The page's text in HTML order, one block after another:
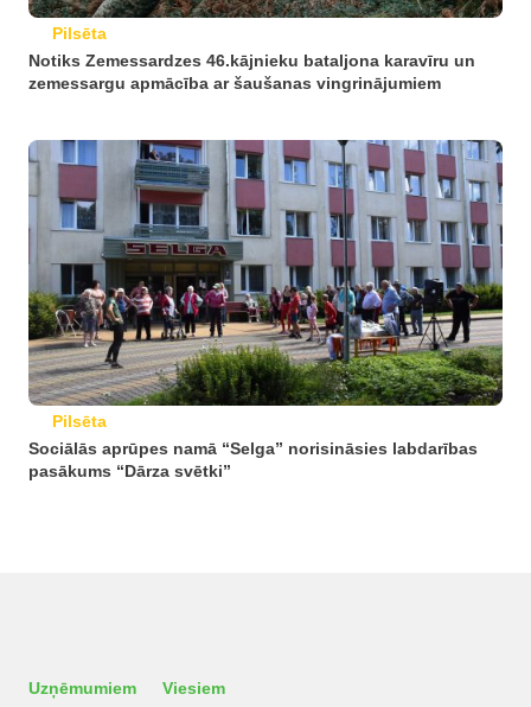
Pilsēta
Notiks Zemessardzes 46.kājnieku bataljona karavīru un
zemessargu apmācība ar šaušanas vingrinājumiem
Pilsēta
Sociālās aprūpes namā “Selga” norisināsies labdarības
pasākums “Dārza svētki”
Uzņēmumiem Viesiem